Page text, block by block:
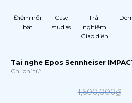
Điểm nối
bật
Case
studies
Trải
nghiệm
Giao diện
Tai nghe Epos Sennheiser
Chi phí từ:
1,600,000₫